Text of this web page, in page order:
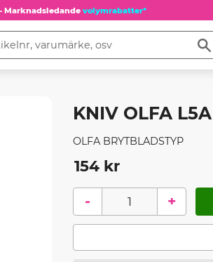
Marknadsledande volymrabatter*
KNIV OLFA
OLFA BRYTBLADSTYP
154kr
+
-